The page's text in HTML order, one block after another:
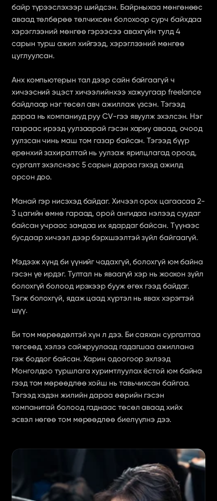
байр түрээслэхээр шийдсэн. Байрныхаа мөнгөнөөс
аваад төлбөрөө төлчихсөн болохоор сурч байхдаа
хэрэглээний мөнгөө гэрээсээ авахгүйн тулд 4
сарын турш ажил хийгээд, хэрэглээний мөнгөө
цуглуулсан.
Анх компьютерын тал дээр сайн байгаагүй ч
хичээсний эцэст хичээлийнхээ хажуугаар freelance
байдлаар нэг төсөл авч ажиллаж үзсэн. Тэгээд
дараа нь компаниуд руу CV-гээ явуулж эхэлсэн. Нэг
газраас ирээд уулзаарай гэсэн хариу аваад, очоод
уулзсан чинь маш том газар байсан. Тэгээд бүүр
ерөнхий захиралтай нь уулзаж ярилцлагад ороод,
сургалт эхэлснээс 5 сарын дараа гэхэд ажилд
орсон доо.
Манай гэр нисэхэд байдаг. Хичээл орох цагаасаа 2-
3 цагийн өмнө гараад, орой ангидаа нэлээд суудаг
байсан учраас замдаа их ядардаг байсан. Түүнээс
бусдаар хичээл дээр бэрхшээлтэй зүйл байгаагүй.
Мэдээж хүнд би үүнийг чадахгүй, болохгүй юм байна
гэсэн үе ирдэг. Тултал нь яваагүй хэр нь жоохон зүйл
болохгүй болоод ирэхээр бууж өгөх гээд байдаг.
Тэгж болохгүй, ядаж цаад хүртэл нь явах хэрэгтэй
шүү.
Би том мөрөөдөлтэй хүн л дээ. Би саяхан сургалтаа
төгсөөд, хэлээ сайжруулаад гадагшаа ажиллана
гэж боддог байсан. Харин одоогоор эхлээд
Монголдоо туршлага хуримтлуулах ёстой юм байна
гээд том мөрөөдлөө хойш нь тавьчихсан байгаа.
Тэгээд хэдэн жилийн дараа өөрийн гэсэн
компанитай болоод гаднаас төсөл аваад хийх
эсвэл нөгөө том мөрөөдлөө биелүүлнэ дээ.